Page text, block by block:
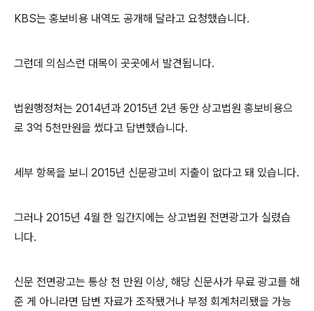
KBS는 홍보비용 내역도 공개해 달라고 요청했습니다.
그런데 의심스런 대목이 곳곳에서 발견됩니다.
법원행정처는 2014년과 2015년 2년 동안 상고법원 홍보비용으
로 3억 5천만원을 썼다고 답변했습니다.
세부 항목을 보니 2015년 신문광고비 지출이 없다고 돼 있습니다.
그러나 2015년 4월 한 일간지에는 상고법원 전면광고가 실렸습
니다.
신문 전면광고는 통상 천 만원 이상, 해당 신문사가 무료 광고를 해
준 게 아니라면 답변 자료가 조작됐거나 부정 회계처리됐을 가능